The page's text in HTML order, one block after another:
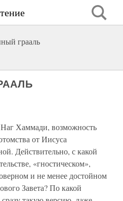
грааль
Хаммади, возможность
от Иисуса
Действительно, с какой
«гностическом»,
и не менее достойном
Завета? По какой